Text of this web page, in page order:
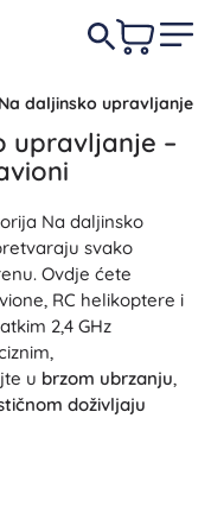
Na daljinsko upravljanje
upravljanje –
Na daljinsko
svako
Ovdje ćete
RC helikoptere i
2,4 GHz
u brzom ubrzanju,
doživljaju
4x4 crawler, drift RC
amortizerima i